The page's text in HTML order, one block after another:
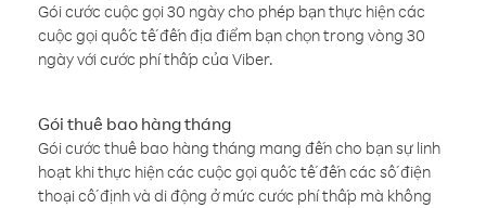
Gói cước cuộc gọi 30 ngày cho phép bạn thực hiện các
cuộc gọi quốc tế đến địa điểm bạn chọn trong vòng 30
ngày với cước phí thấp của Viber.
Gói thuê bao hàng tháng
Gói cước thuê bao hàng tháng mang đến cho bạn sự linh
hoạt khi thực hiện các cuộc gọi quốc tế đến các số điện
thoại cố định và di động ở mức cước phí thấp mà không